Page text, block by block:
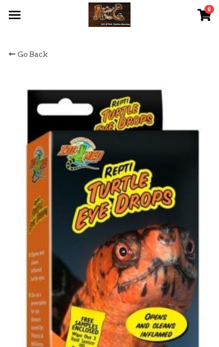
0
關於我們 About Us
最新資訊 Latest News
網上商店 Shop Now
飼養陸龜小貼士 Tips
Facebook 專頁Facebook Page
Tough Cubic 爬蟲箱預訂
Search
繁體中文
English
Go Back
×
STORE CATEGORIES
All Categories